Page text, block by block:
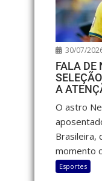
30/07/
FALA DE
A
O astro
Brasileira,
momento
Esportes